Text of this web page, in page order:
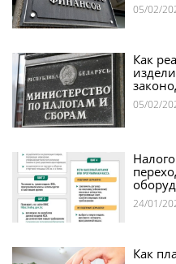
05/02/
05/02/
Как
24/01/
Как